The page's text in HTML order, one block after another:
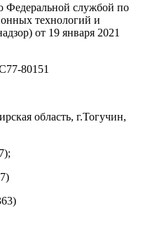
Федеральной службой по
технологий и
от 19 января 2021
80151
область, г.Тогучин,